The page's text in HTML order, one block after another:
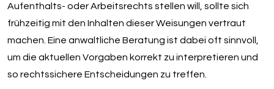
Aufenthalts- oder Arbeitsrechts stellen will, sollte sich
frühzeitig mit den Inhalten dieser Weisungen vertraut
machen. Eine anwaltliche Beratung ist dabei oft sinnvoll,
um die aktuellen Vorgaben korrekt zu interpretieren und
so rechtssichere Entscheidungen zu treffen.